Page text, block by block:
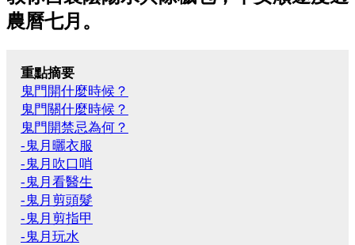
農曆七月。
重點摘要
鬼門開什麼時候？
鬼門關什麼時候？
鬼門開禁忌為何？
-鬼月曬衣服
-鬼月吹口哨
-鬼月看醫生
-鬼月剪頭髮
-鬼月剪指甲
-鬼月玩水